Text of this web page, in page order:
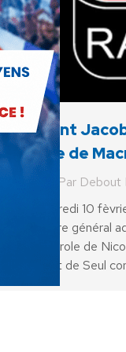
Laurent
visage de
Par Debout
Le vendredi 10
secrétaire général
porte parole de
du débat de Seul